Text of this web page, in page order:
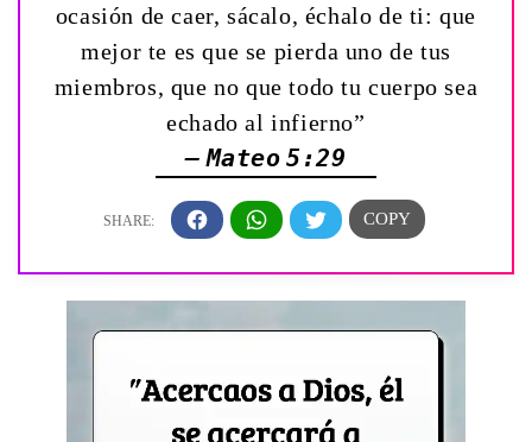
ocasión de caer, sácalo, échalo de ti: que
mejor te es que se pierda uno de tus
miembros, que no que todo tu cuerpo sea
echado al infierno”
— Mateo 5:29